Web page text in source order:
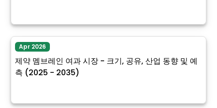
Apr 2026
제약 멤브레인 여과 시장 - 크기, 공유, 산업 동향 및 예
측 (2025 - 2035)